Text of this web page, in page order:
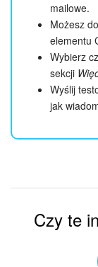
mailowe.
Możesz
elementu
Wybierz
sekcji
Wyślij
jak
Czy te